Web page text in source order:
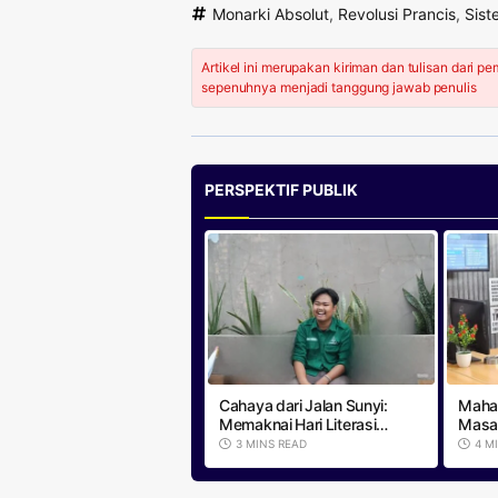
Monarki Absolut, Revolusi Prancis,
Artikel ini merupakan kiriman dan tulisan dari
sepenuhnya menjadi tanggung jawab penulis
PERSPEKTIF PUBLIK
Cahaya dari Jalan Sunyi:
Memaknai Hari Literasi
Bersama Aim Elhazmi
3 MINS READ 4